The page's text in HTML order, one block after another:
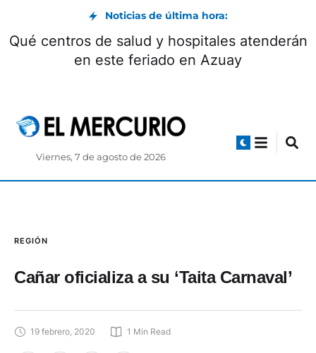
Noticias de última hora:
Qué centros de salud y hospitales atenderán
en este feriado en Azuay
Viernes, 7 de agosto de 2026
REGIÓN
Cañar oficializa a su ‘Taita Carnaval’
19 febrero, 2020 1 Min Read